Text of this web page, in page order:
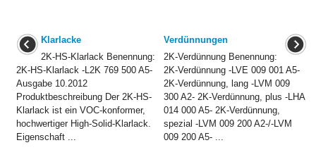
Klarlacke
2K-HS-Klarlack Benennung:
2K-HS-Klarlack -L2K 769 500 A5-
Ausgabe 10.2012
Produktbeschreibung Der 2K-HS-
Klarlack ist ein VOC-konformer,
hochwertiger High-Solid-Klarlack.
Eigenschaft ...
Verdünnungen
2K-Verdünnung Benennung:
2K-Verdünnung -LVE 009 001 A5-
2K-Verdünnung, lang -LVM 009
300 A2- 2K-Verdünnung, plus -LHA
014 000 A5- 2K-Verdünnung,
spezial -LVM 009 200 A2-/-LVM
009 200 A5- ...